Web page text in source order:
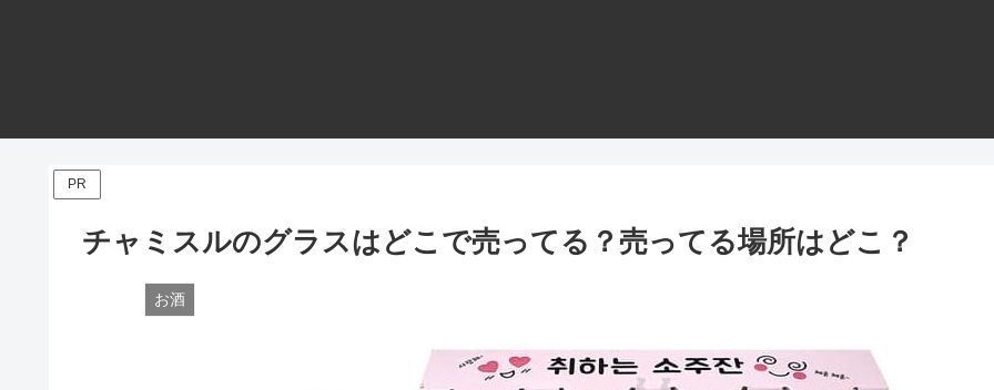
PR
チャミスルのグラスはどこで売ってる？売ってる場所はどこ？
お酒